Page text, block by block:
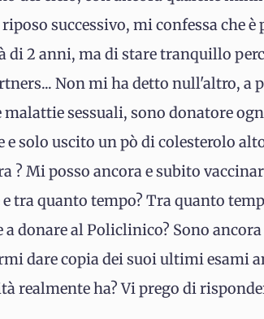
successivo, mi confessa che
di 2 anni, ma di stare tranquillo
Non mi ha detto null'altro, a
sessuali, sono donatore
solo uscito un pò di colesterolo
? Mi posso ancora e subito
tra quanto tempo? Tra quanto
donare al Policlinico? Sono
dare copia dei suoi ultimi esami
realmente ha? Vi prego di